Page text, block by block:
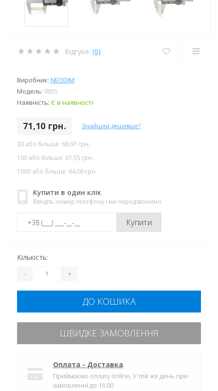
Відгуки: (0)
Виробник: NEODIM
Модель: 0055
Наявність: Є в наявності
71,10 грн. Знайшли дешевше?
30 або більше: 68,97 грн.
100 або більше: 67,55 грн.
1000 або більше: 64,00 грн.
Купити в один клік
Введіть номер телефону і ми передзвонимо
Купити
Кількість:
- +
ДО КОШИКА
ШВИДКЕ ЗАМОВЛЕННЯ
Оплата - Доставка
Приймаємо оплату online, У той же день при
замовленні до 16:00